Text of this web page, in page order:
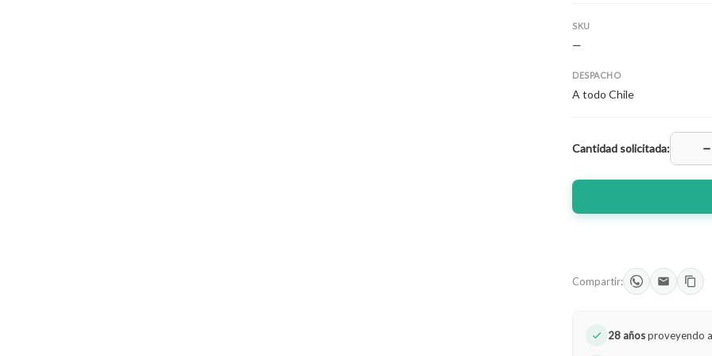
SKU
—
DESPACHO
A todo Chile
Cantidad solicitada: −
Compartir:
28 añosproveyendo